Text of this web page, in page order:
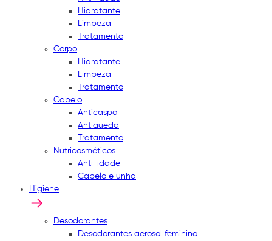
Hidratante
Limpeza
Tratamento
Corpo
Hidratante
Limpeza
Tratamento
Cabelo
Anticaspa
Antiqueda
Tratamento
Nutricosméticos
Anti-idade
Cabelo e unha
Higiene
Desodorantes
Desodorantes aerosol feminino